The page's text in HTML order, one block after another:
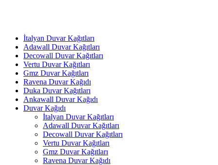
İtalyan Duvar Kağıtları
Adawall Duvar Kağıtları
Decowall Duvar Kağıtları
Vertu Duvar Kağıtları
Gmz Duvar Kağıtları
Ravena Duvar Kağıdı
Duka Duvar Kağıtları
Ankawall Duvar Kağıdı
Duvar Kağıdı
İtalyan Duvar Kağıtları
Adawall Duvar Kağıtları
Decowall Duvar Kağıtları
Vertu Duvar Kağıtları
Gmz Duvar Kağıtları
Ravena Duvar Kağıdı